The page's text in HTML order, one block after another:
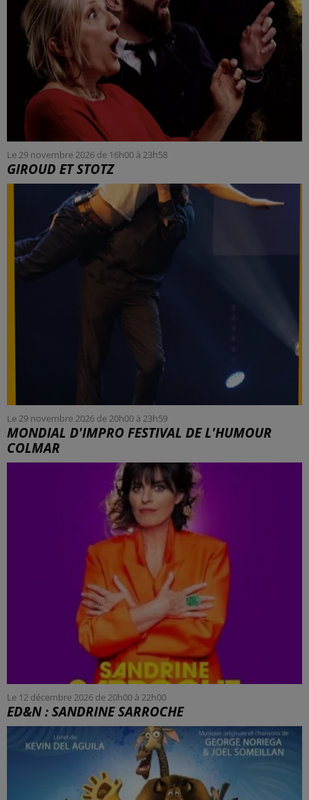
Le 29 novembre 2026 de 16h00 à 23h58
GIROUD ET STOTZ
Le 29 novembre 2026 de 20h00 à 23h59
MONDIAL D'IMPRO FESTIVAL DE L'HUMOUR
COLMAR
Le 12 décembre 2026 de 20h00 à 22h00
ED&N : SANDRINE SARROCHE